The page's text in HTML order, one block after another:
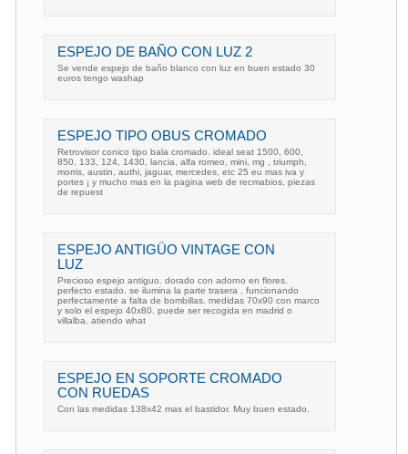
ESPEJO DE BAÑO CON LUZ 2
Se vende espejo de baño blanco con luz en buen estado 30
euros tengo washap
ESPEJO TIPO OBUS CROMADO
Retrovisor conico tipo bala cromado. ideal seat 1500, 600,
850, 133, 124, 1430, lancia, alfa romeo, mini, mg , triumph,
morris, austin, authi, jaguar, mercedes, etc 25 eu mas iva y
portes ¡ y mucho mas en la pagina web de recmabios, piezas
de repuest
ESPEJO ANTIGÜO VINTAGE CON
LUZ
Precioso espejo antiguo. dorado con adorno en flores.
perfecto estado. se ilumina la parte trasera , funcionando
perfectamente a falta de bombillas. medidas 70x90 con marco
y solo el espejo 40x80. puede ser recogida en madrid o
villalba. atiendo what
ESPEJO EN SOPORTE CROMADO
CON RUEDAS
Con las medidas 138x42 mas el bastidor. Muy buen estado.